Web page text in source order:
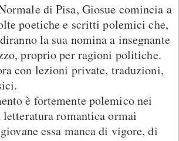
di Pisa, Giosue comincia a
poetiche e scritti polemici che,
la sua nomina a insegnante
proprio per ragioni politiche.
con lezioni private, traduzioni,
è fortemente polemico nei
romantica ormai
essa manca di vigore, di